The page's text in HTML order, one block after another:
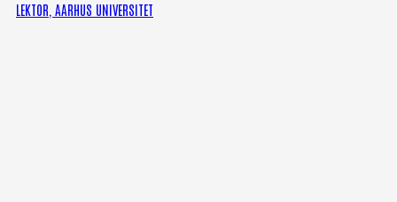
LEKTOR, AARHUS UNIVERSITET